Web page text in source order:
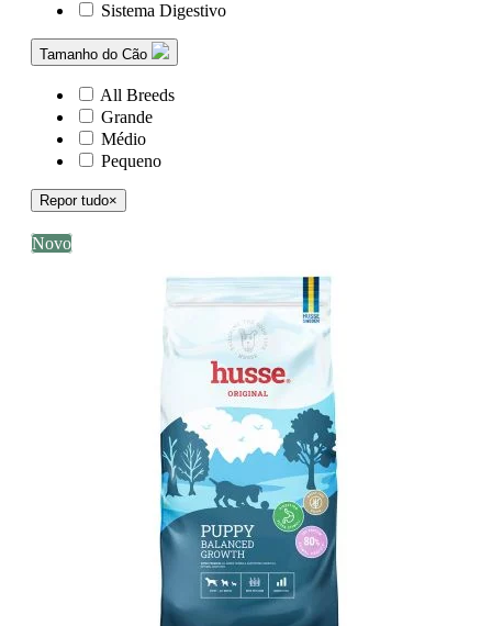
Sistema Digestivo
Tamanho do Cão
All Breeds
Grande
Médio
Pequeno
Repor tudo×
Novo